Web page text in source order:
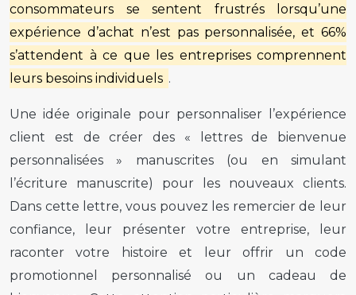
consommateurs se sentent frustrés lorsqu’une
expérience d’achat n’est pas personnalisée, et 66%
s’attendent à ce que les entreprises comprennent
leurs besoins individuels .
Une idée originale pour personnaliser l’expérience
client est de créer des « lettres de bienvenue
personnalisées » manuscrites (ou en simulant
l’écriture manuscrite) pour les nouveaux clients.
Dans cette lettre, vous pouvez les remercier de leur
confiance, leur présenter votre entreprise, leur
raconter votre histoire et leur offrir un code
promotionnel personnalisé ou un cadeau de